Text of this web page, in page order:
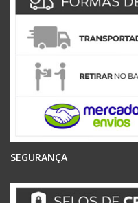
SEGURANÇA